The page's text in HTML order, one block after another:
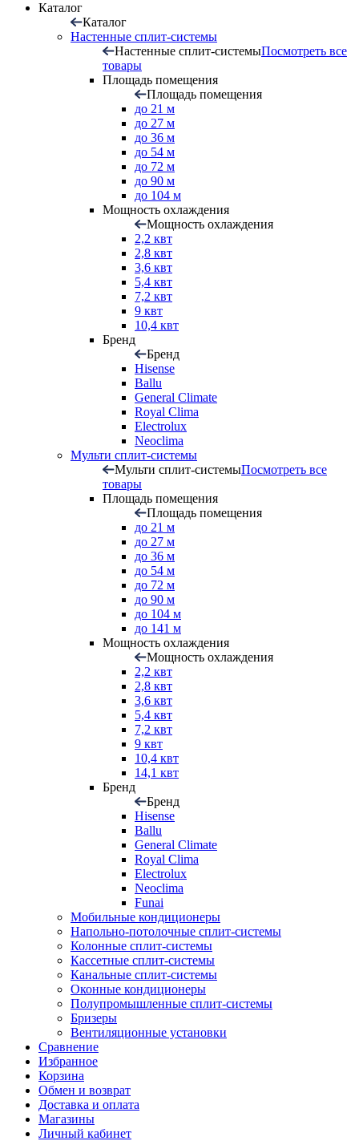
Каталог
Каталог
Настенные сплит-системы
Настенные сплит-системыПосмотреть все
товары
Площадь помещения
Площадь помещения
до 21 м
до 27 м
до 36 м
до 54 м
до 72 м
до 90 м
до 104 м
Мощность охлаждения
Мощность охлаждения
2,2 квт
2,8 квт
3,6 квт
5,4 квт
7,2 квт
9 квт
10,4 квт
Бренд
Бренд
Hisense
Ballu
General Climate
Royal Clima
Electrolux
Neoclima
Мульти сплит-системы
Мульти сплит-системыПосмотреть все
товары
Площадь помещения
Площадь помещения
до 21 м
до 27 м
до 36 м
до 54 м
до 72 м
до 90 м
до 104 м
до 141 м
Мощность охлаждения
Мощность охлаждения
2,2 квт
2,8 квт
3,6 квт
5,4 квт
7,2 квт
9 квт
10,4 квт
14,1 квт
Бренд
Бренд
Hisense
Ballu
General Climate
Royal Clima
Electrolux
Neoclima
Funai
Мобильные кондиционеры
Напольно-потолоч​ные ​сплит-системы
Колонные ​​сплит-системы
Кассетные сплит-системы
Канальные сплит-системы
Оконные кондиционеры
Полупромышленные сплит-системы
Бризеры
Вентиляционные установки
Сравнение
Избранное
Корзина
Обмен и возврат
Доставка и оплата
Магазины
Личный кабинет